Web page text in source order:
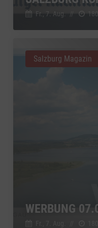
Fr., 7. Aug. // 180
WERBUNG
Salzburg Magazin
Google Ireland Limited, Irland